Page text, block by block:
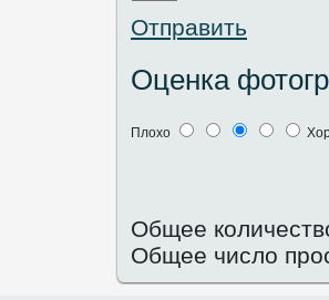
Отправить
Оценка
Плохо
Общее
Общее число